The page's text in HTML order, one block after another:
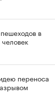
в
переноса